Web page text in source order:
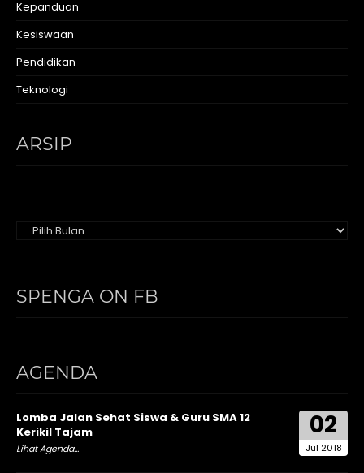
Kepanduan
Kesiswaan
Pendidikan
Teknologi
ARSIP
SPENGA ON FB
AGENDA
02
Jul 2018
Lomba Jalan Sehat Siswa & Guru SMA 12
Kerikil Tajam
Lihat Agenda...